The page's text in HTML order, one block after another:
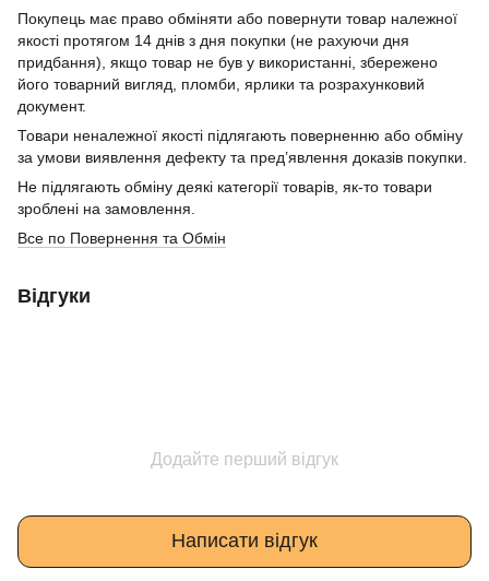
Покупець має право обміняти або повернути товар належної
якості протягом 14 днів з дня покупки (не рахуючи дня
придбання), якщо товар не був у використанні, збережено
його товарний вигляд, пломби, ярлики та розрахунковий
документ.
Товари неналежної якості підлягають поверненню або обміну
за умови виявлення дефекту та пред’явлення доказів покупки.
Не підлягають обміну деякі категорії товарів, як-то товари
зроблені на замовлення.
Все по Повернення та Обмін
Відгуки
Додайте перший відгук
Написати відгук